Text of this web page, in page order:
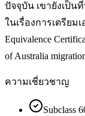
ปัจจุบัน เขายังเป็นที่
ในเรื่องการเตรียม
Equivalence
of Australia
ความเชี่ยวชาญ
Subclass